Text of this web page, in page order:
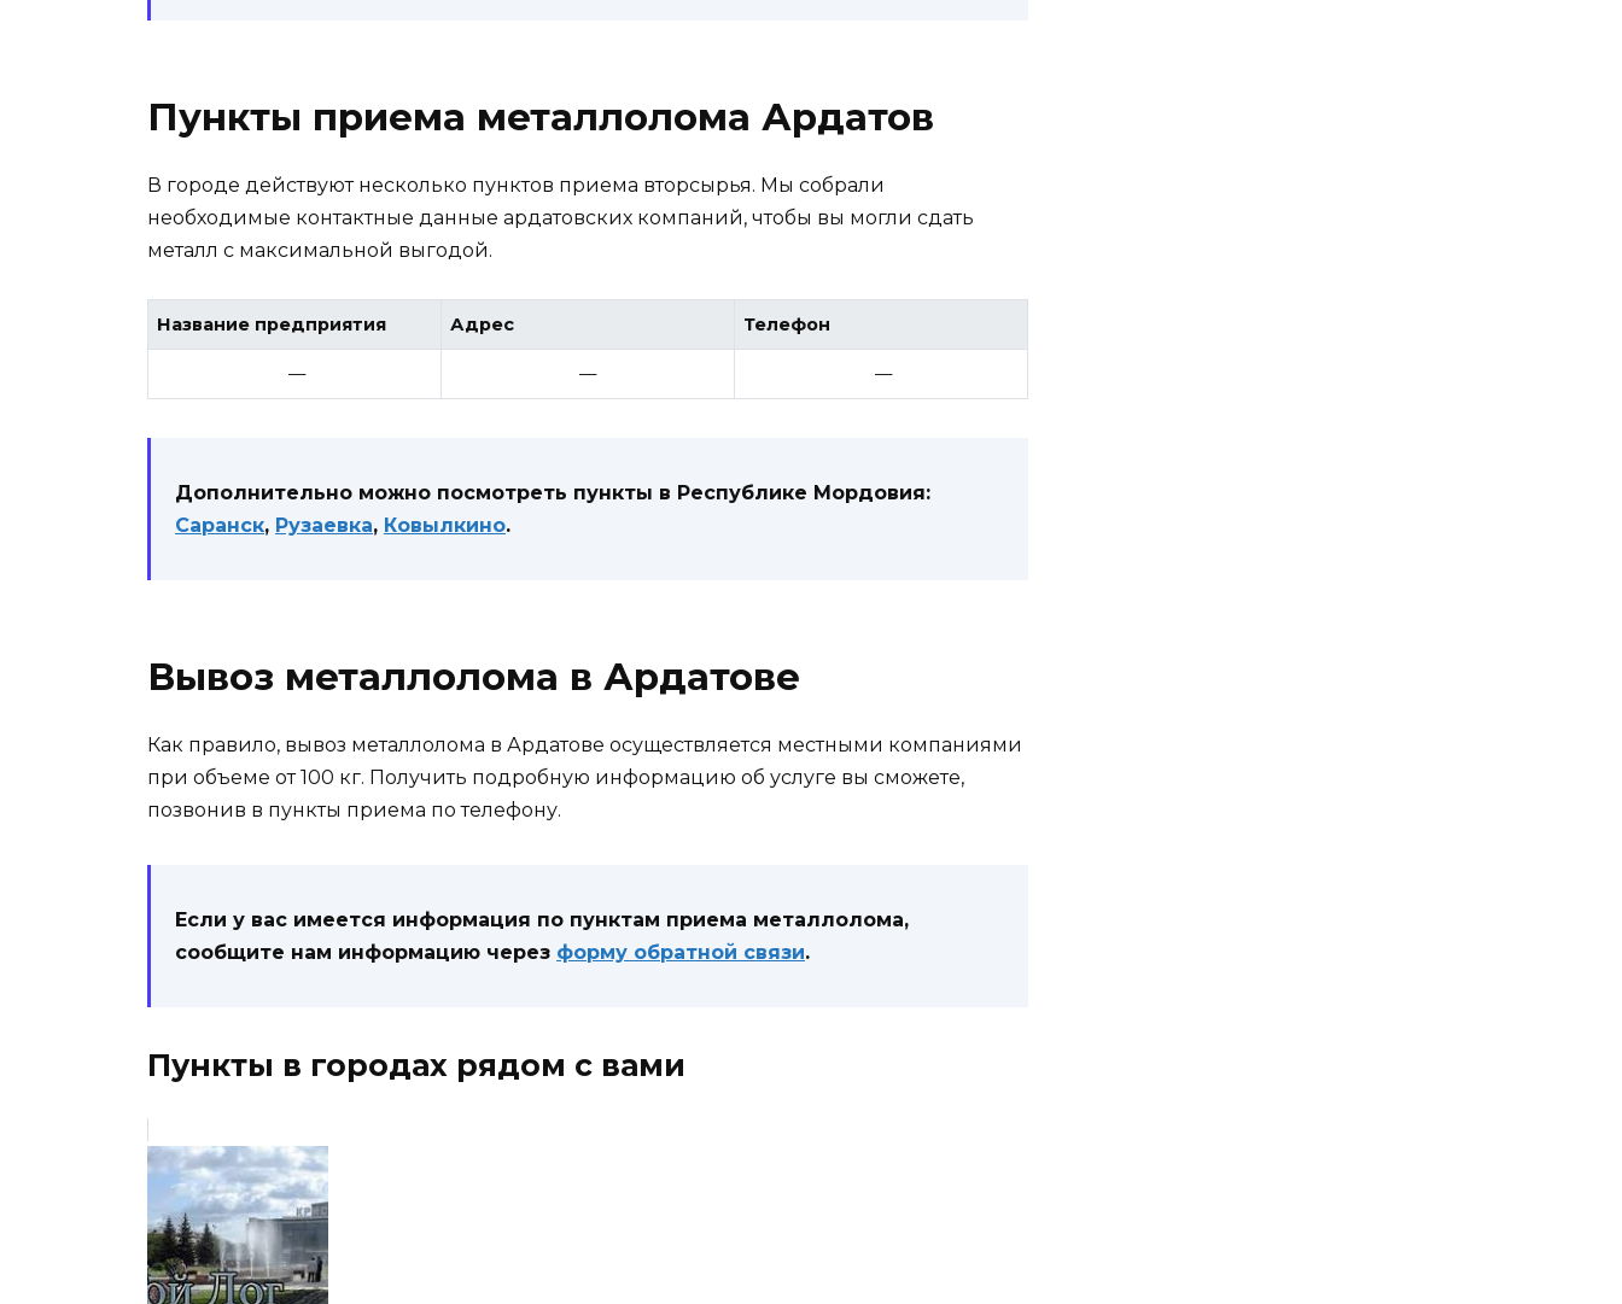
Пункты приема металлолома Ардатов
В городе действуют несколько пунктов приема вторсырья. Мы собрали
необходимые контактные данные ардатовских компаний, чтобы вы могли сдать
металл с максимальной выгодой.
Название предприятия Адрес Телефон
— — —
Дополнительно можно посмотреть пункты в Республике Мордовия:
Саранск, Рузаевка, Ковылкино.
Вывоз металлолома в Ардатове
Как правило, вывоз металлолома в Ардатове осуществляется местными компаниями
при объеме от 100 кг. Получить подробную информацию об услуге вы сможете,
позвонив в пункты приема по телефону.
Если у вас имеется информация по пунктам приема металлолома,
сообщите нам информацию через форму обратной связи.
Пункты в городах рядом с вами